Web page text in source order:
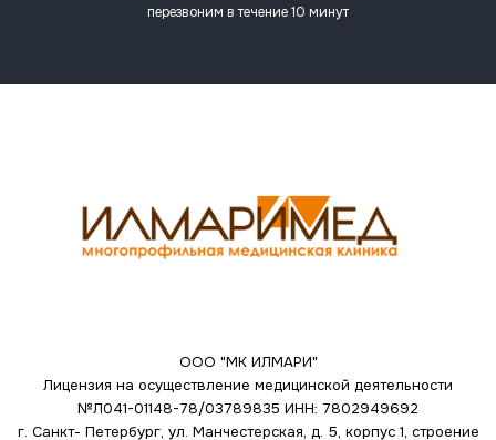
перезвоним в течение 10 минут
ООО "МК ИЛМАРИ"
Лицензия на осуществление медицинской деятельности
№Л041-01148-78/03789835 ИНН: 7802949692
г. Санкт- Петербург, ул. Манчестерская, д. 5, корпус 1, строение